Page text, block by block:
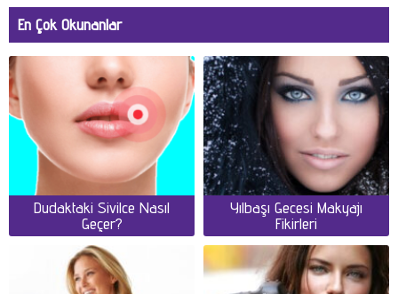
En Çok Okunanlar
Dudaktaki Sivilce Nasıl
Geçer?
Yılbaşı Gecesi Makyajı
Fikirleri